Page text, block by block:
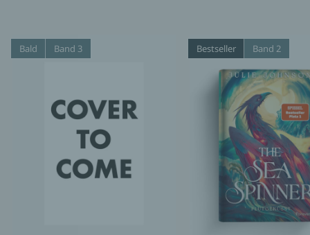
Bald Band 3 Bestseller Band 2